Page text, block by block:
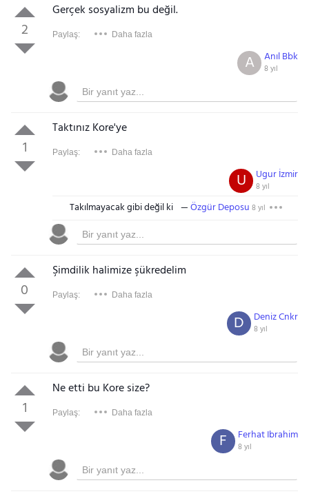
2
Gerçek sosyalizm bu değil.
Paylaş: Daha fazla
Anıl Bbk
8 yıl
A
1
Taktınız Kore'ye
Paylaş: Daha fazla
Ugur İzmir
8 yıl
U
Takılmayacak gibi değil ki Özgür Deposu 8 yıl
0
Şimdilik halimize şükredelim
Paylaş: Daha fazla
Deniz Cnkr
8 yıl
D
1
Ne etti bu Kore size?
Paylaş: Daha fazla
Ferhat Ibrahim
8 yıl
F